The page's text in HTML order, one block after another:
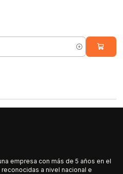
empresa con más de 5 años en el
a nivel nacional e